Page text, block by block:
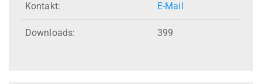
Kontakt: E-Mail
Downloads: 399